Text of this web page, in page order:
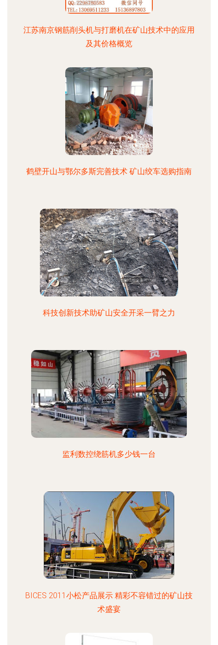
江苏南京钢筋削头机与打磨机在矿山技术中的应用
及其价格概览
鹤壁开山与鄂尔多斯完善技术 矿山绞车选购指南
科技创新技术助矿山安全开采一臂之力
监利数控绕筋机多少钱一台
BICES 2011小松产品展示 精彩不容错过的矿山技
术盛宴